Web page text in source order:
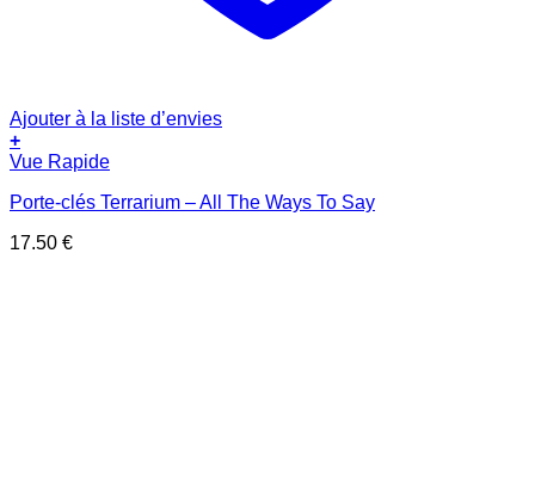
Ajouter à la liste d’envies
+
Vue Rapide
Porte-clés Terrarium – All The Ways To Say
17.50 €